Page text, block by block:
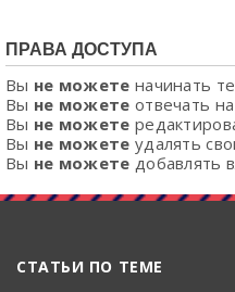
ПРАВА ДОСТУПА
Вы не можете начинать
Вы не можете отвечать
Вы не можете
Вы не можете удалять
Вы не можете добавлять
СТАТЬИ ПО ТЕМЕ